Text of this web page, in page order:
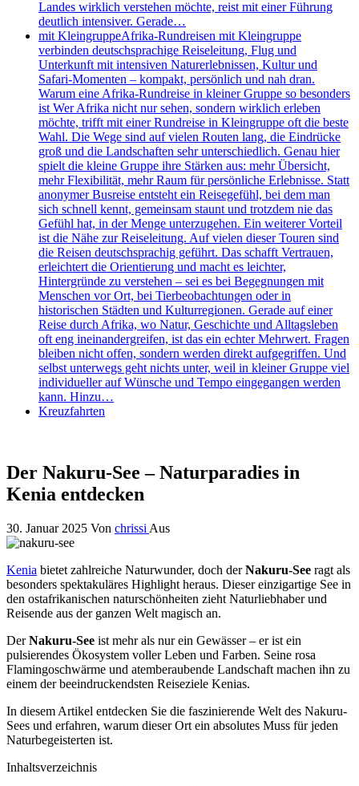
Landes wirklich verstehen möchte, reist mit einer Führung
deutlich intensiver. Gerade…
mit KleingruppeAfrika-Rundreisen mit Kleingruppe
verbinden deutschsprachige Reiseleitung, Flug und
Unterkunft mit intensiven Naturerlebnissen, Kultur und
Safari-Momenten – kompakt, persönlich und nah dran.
Warum eine Afrika-Rundreise in kleiner Gruppe so besonders
ist Wer Afrika nicht nur sehen, sondern wirklich erleben
möchte, trifft mit einer Rundreise in Kleingruppe oft die beste
Wahl. Die Wege sind auf vielen Routen lang, die Eindrücke
groß und die Landschaften sehr unterschiedlich. Genau hier
spielt die kleine Gruppe ihre Stärken aus: mehr Übersicht,
mehr Flexibilität, mehr Raum für persönliche Erlebnisse. Statt
anonymer Busreise entsteht ein Reisegefühl, bei dem man
sich schnell kennt, gemeinsam staunt und trotzdem nie das
Gefühl hat, in der Menge unterzugehen. Ein weiterer Vorteil
ist die Nähe zur Reiseleitung. Auf vielen dieser Touren sind
die Reisen deutschsprachig geführt. Das schafft Vertrauen,
erleichtert die Orientierung und macht es leichter,
Hintergründe zu verstehen – sei es bei Begegnungen mit
Menschen vor Ort, bei Tierbeobachtungen oder in
historischen Städten und Kulturregionen. Gerade auf einer
Reise durch Afrika, wo Natur, Geschichte und Alltagsleben
oft eng ineinandergreifen, ist das ein echter Mehrwert. Fragen
bleiben nicht offen, sondern werden direkt aufgegriffen. Und
selbst unterwegs geht nichts unter, weil in kleiner Gruppe viel
individueller auf Wünsche und Tempo eingegangen werden
kann. Hinzu…
Kreuzfahrten
Der Nakuru-See – Naturparadies in
Kenia entdecken
30. Januar 2025 Von chrissi Aus
Kenia bietet zahlreiche Naturwunder, doch derNakuru-See ragt als
besonders spektakuläres Highlight heraus. Dieser einzigartige See in
den ostafrikanischen naturschönheiten zieht Naturliebhaber und
Reisende aus der ganzen Welt magisch an.
DerNakuru-See ist mehr als nur ein Gewässer – er ist ein
pulsierendes Ökosystem voller Leben und Farben. Seine rosa
Flamingoschwärme und atemberaubende Landschaft machen ihn zu
einem der beeindruckendsten Reiseziele Kenias.
In diesem Artikel entdecken Sie die faszinierende Welt des Nakuru-
Sees und erfahren, warum dieser Ort ein absolutes Muss für jeden
Naturbegeisterten ist.
Inhaltsverzeichnis